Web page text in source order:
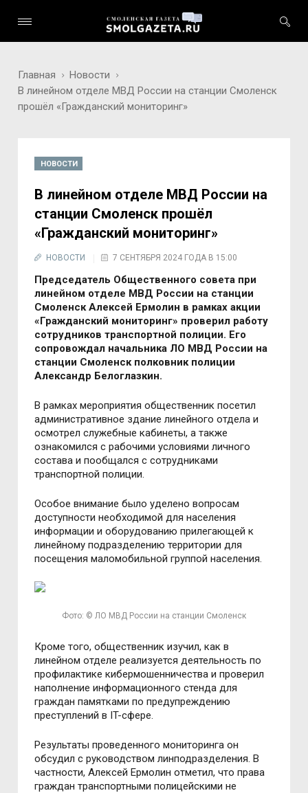
Главная
Новости
В линейном отделе МВД России на станции Смоленск
прошёл «Гражданский мониторинг»
НОВОСТИ
В линейном отделе МВД России на
станции Смоленск прошёл
«Гражданский мониторинг»
НОВОСТИ 7 СЕНТЯБРЯ 2024 ГОДА В 15:00
Председатель Общественного совета при
линейном отделе МВД России на станции
Смоленск Алексей Ермолин в рамках акции
«Гражданский мониторинг» проверил работу
сотрудников транспортной полиции. Его
сопровождал начальника ЛО МВД России на
станции Смоленск полковник полиции
Александр Белоглазкин.
В рамках мероприятия общественник посетил
административное здание линейного отдела и
осмотрел служебные кабинеты, а также
ознакомился с рабочими условиями личного
состава и пообщался с сотрудниками
транспортной полиции.
Особое внимание было уделено вопросам
доступности необходимой для населения
информации и оборудованию прилегающей к
линейному подразделению территории для
посещения маломобильной группой населения.
Фото: © ЛО МВД России на станции Смоленск
Кроме того, общественник изучил, как в
линейном отделе реализуется деятельность по
профилактике кибермошенничества и проверил
наполнение информационного стенда для
граждан памятками по предупреждению
преступлений в IT-сфере.
Результаты проведенного мониторинга он
обсудил с руководством линподразделения. В
частности, Алексей Ермолин отметил, что права
граждан транспортными полицейскими не